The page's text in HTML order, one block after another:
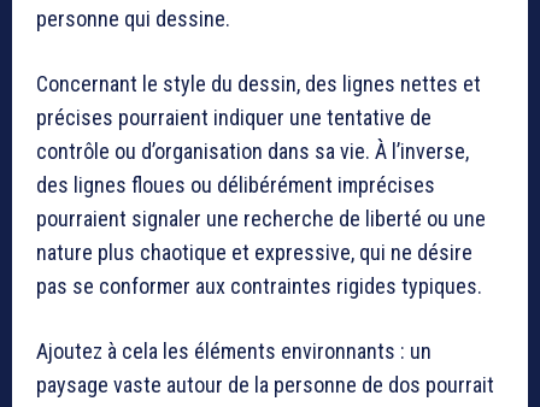
personne qui dessine.
Concernant le style du dessin, des lignes nettes et
précises pourraient indiquer une tentative de
contrôle ou d’organisation dans sa vie. À l’inverse,
des lignes floues ou délibérément imprécises
pourraient signaler une recherche de liberté ou une
nature plus chaotique et expressive, qui ne désire
pas se conformer aux contraintes rigides typiques.
Ajoutez à cela les éléments environnants : un
paysage vaste autour de la personne de dos pourrait